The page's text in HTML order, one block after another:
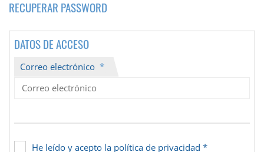
RECUPERAR PASSWORD
DATOS DE ACCESO
Correo electrónico *
He leído y acepto la política de privacidad *